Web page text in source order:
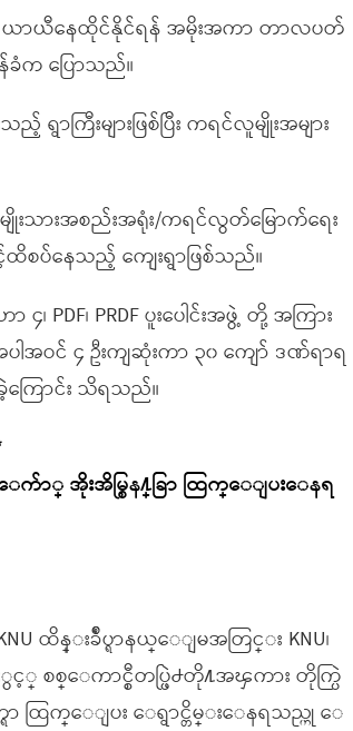
င့် ယာယီနေထိုင်နိုင်ရန် အမိုးအကာ တာလပတ်
ခံက ပြောသည်။
ရွာကြီးများဖြစ်ပြီး ကရင်လူမျိုးအများ
ျိုးသားအစည်းအရုံး/ကရင်လွတ်မြောက်ရေး
ထိစပ်နေသည့် ကျေးရွာဖြစ်သည်။
၊ PRDF ပူးပေါင်းအဖွဲ့ တို့ အကြား
ဝင် ၄ ဦးကျဆုံးကာ ၃၀ ကျော် ဒဏ်ရာရ
ကြောင်း သိရသည်။
အိုးအိမ္စြန႔္ခြာ ထြက္ေျပးေနရ
ထိန္းခ်ဳပ္ရာနယ္ေျမအတြင္း KNU၊
စစ္ေကာင္စီတပ္ဖြဲ႕တို႔အၾကား တိုက္ပြဲ
ထြက္ေျပး ေရွာင္တိမ္းေနရသည္ဟု ေ